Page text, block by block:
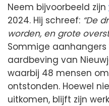
Neem bijvoorbeeld zijn
2024. Hij schreef: “De
worden, en grote
Sommige
aardbeving van
waarbij 48 mensen
ontstonden. Hoewel
uitkomen, blijft zijn